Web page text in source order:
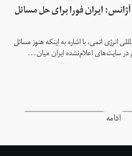
ایران فورا برای حل مسائل
انرژی اتمی، با اشاره به اینکه هنوز مسائل
در سایت‌های اعلام‌نشده ایران میان...
ادامه